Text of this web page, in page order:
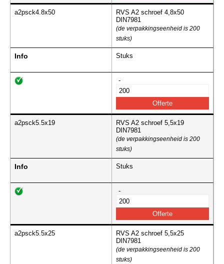
a2psck4.8x50
RVS A2 schroef 4,8x50
DIN7981
(de verpakkingseenheid is 200
stuks)
Info Stuks
-
a2psck5.5x19
RVS A2 schroef 5,5x19
DIN7981
(de verpakkingseenheid is 200
stuks)
Info Stuks
-
a2psck5.5x25
RVS A2 schroef 5,5x25
DIN7981
(de verpakkingseenheid is 200
stuks)